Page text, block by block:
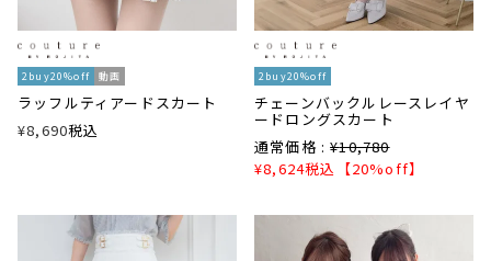
2buy20%off 動画
ラッフルティアードスカート
¥8,690税込
2buy20%off
チェーンバックルレースレイヤ
ードロングスカート
通常価格 : ¥10,780
¥8,624税込 【20%off】